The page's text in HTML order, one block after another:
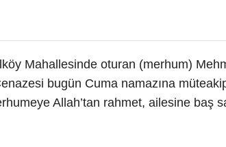
Mahallesinde oturan (merhum)
bugün Cuma namazına
Allah’tan rahmet, ailesine baş